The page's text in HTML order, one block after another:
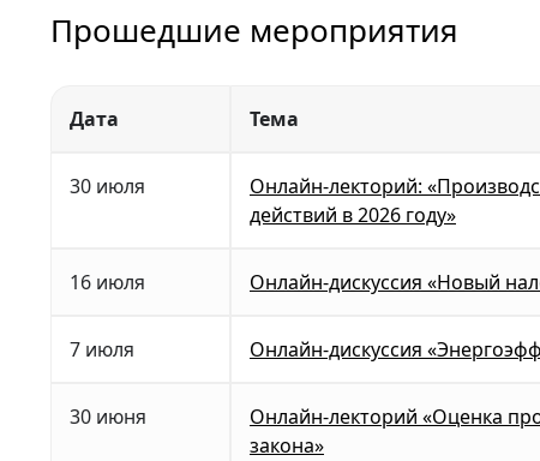
Прошедшие мероприятия
Дата Тема
30 июля
Онлайн-лекторий:
действий в 2026 году»
16 июля Онлайн-дискуссия «Новый
7 июля Онлайн-дискуссия
30 июня
Онлайн-лекторий «Оценка
закона»